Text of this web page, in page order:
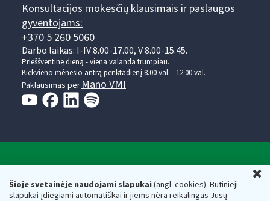
Šioje svetainėje naudojami slapukai(angl. cookies). Būtinieji
slapukai įdiegiami automatiškai ir jiems nėra reikalingas Jūsų
Konsultacijos mokesčių klausimais ir paslaugos
gyventojams:
+370 5 260 5060
Darbo laikas: I-IV 8.00-17.00, V 8.00-15.45.
Prieššventinę dieną - viena valanda trumpiau.
Kiekvieno mėnesio antrą penktadienį 8.00 val. - 12.00 val.
Paklausimas per Mano VMI
Respublikos finansų ministerijos